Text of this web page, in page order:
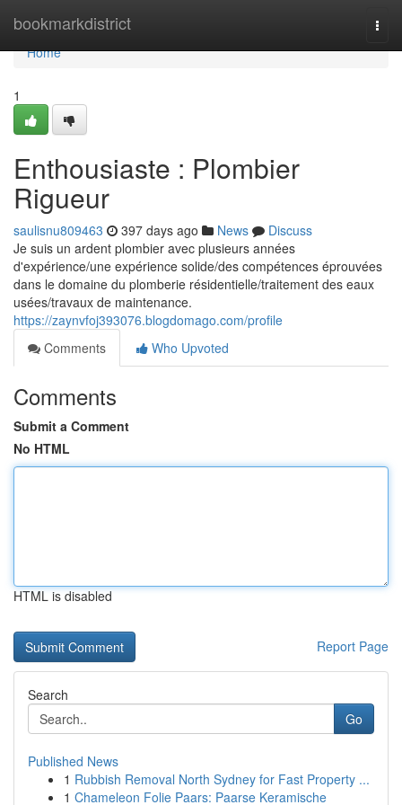
bookmarkdistrict
Home
Home
1
Enthousiaste : Plombier
Rigueur
saulisnu809463 397 days ago News
Discuss
Je suis un ardent plombier avec plusieurs années
d'expérience/une expérience solide/des compétences éprouvées
dans le domaine du plomberie résidentielle/traitement des eaux
usées/travaux de maintenance.
https://zaynvfoj393076.blogdomago.com/profile
Comments
Who Upvoted
Comments
Submit a Comment
No HTML
HTML is disabled
Report Page
Search
Go
Published News
1 Rubbish Removal North Sydney for Fast Property ...
1 Chameleon Folie Paars: Paarse Keramische